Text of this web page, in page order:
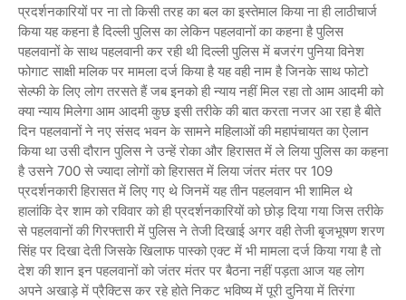
प्रदर्शनकारियों पर ना तो किसी तरह का बल का इस्तेमाल किया ना ही लाठीचार्ज
किया यह कहना है दिल्ली पुलिस का लेकिन पहलवानों का कहना है पुलिस
पहलवानों के साथ पहलवानी कर रही थी दिल्ली पुलिस में बजरंग पुनिया विनेश
फोगाट साक्षी मलिक पर मामला दर्ज किया है यह वही नाम है जिनके साथ फोटो
सेल्फी के लिए लोग तरसते हैं जब इनको ही न्याय नहीं मिल रहा तो आम आदमी को
क्या न्याय मिलेगा आम आदमी कुछ इसी तरीके की बात करता नजर आ रहा है बीते
दिन पहलवानों ने नए संसद भवन के सामने महिलाओं की महापंचायत का ऐलान
किया था उसी दौरान पुलिस ने उन्हें रोका और हिरासत में ले लिया पुलिस का कहना
है उसने 700 से ज्यादा लोगों को हिरासत में लिया जंतर मंतर पर 109
प्रदर्शनकारी हिरासत में लिए गए थे जिनमें यह तीन पहलवान भी शामिल थे
हालांकि देर शाम को रविवार को ही प्रदर्शनकारियों को छोड़ दिया गया जिस तरीके
से पहलवानों की गिरफ्तारी में पुलिस ने तेजी दिखाई अगर वही तेजी बृजभूषण शरण
सिंह पर दिखा देती जिसके खिलाफ पास्को एक्ट में भी मामला दर्ज किया गया है तो
देश की शान इन पहलवानों को जंतर मंतर पर बैठना नहीं पड़ता आज यह लोग
अपने अखाड़े में प्रैक्टिस कर रहे होते निकट भविष्य में पूरी दुनिया में तिरंगा